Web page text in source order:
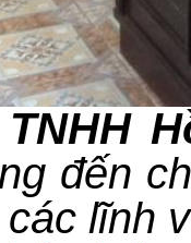
đến
lĩnh